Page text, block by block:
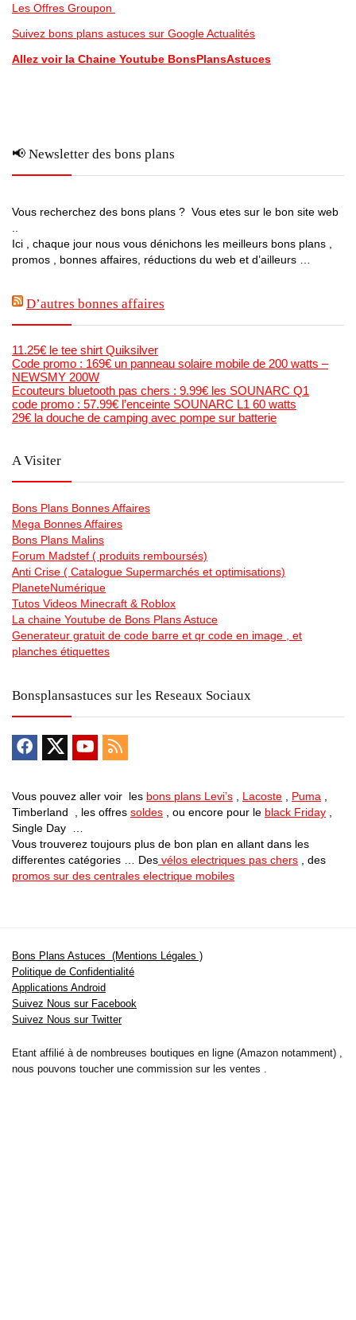
Les Offres Groupon
Suivez bons plans astuces sur Google Actualités
Allez voir la Chaine Youtube BonsPlansAstuces
📢 Newsletter des bons plans
Vous recherchez des bons plans ? Vous etes sur le bon site web
Ici , chaque jour nous vous dénichons les meilleurs bons plans ,
promos , bonnes affaires, réductions du web et d’ailleurs …
D’autres bonnes affaires
11.25€ le tee shirt Quiksilver
Code promo : 169€ un panneau solaire mobile de 200 watts –
NEWSMY 200W
Ecouteurs bluetooth pas chers : 9.99€ les SOUNARC Q1
code promo : 57.99€ l’enceinte SOUNARC L1 60 watts
29€ la douche de camping avec pompe sur batterie
A Visiter
Bons Plans Bonnes Affaires
Mega Bonnes Affaires
Bons Plans Malins
Forum Madstef ( produits remboursés)
Anti Crise ( Catalogue Supermarchés et optimisations)
PlaneteNumérique
Tutos Videos Minecraft & Roblox
La chaine Youtube de Bons Plans Astuce
Generateur gratuit de code barre et qr code en image , et
planches étiquettes
Bonsplansastuces sur les Reseaux Sociaux
Vous pouvez aller voir les bons plans Levi’s Lacoste Puma
Timberland , les offres soldes , ou encore pour le black Friday
Single Day …
Vous trouverez toujours plus de bon plan en allant dans les
differentes catégories … Des vélos electriques pas chers , des
promos sur des centrales electrique mobiles
Bons Plans Astuces (Mentions Légales )
Politique de Confidentialité
Applications Android
Suivez Nous sur Facebook
Suivez Nous sur Twitter
Etant affilié à de nombreuses boutiques en ligne (Amazon notamment) ,
nous pouvons toucher une commission sur les ventes .